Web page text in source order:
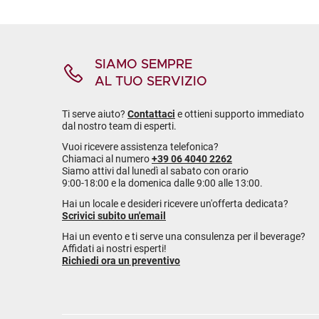
SIAMO SEMPRE
AL TUO SERVIZIO
Ti serve aiuto? Contattaci e ottieni supporto immediato
dal nostro team di esperti.
Vuoi ricevere assistenza telefonica?
Chiamaci al numero+39 06 4040 2262
Siamo attivi dal lunedì al sabato con orario
9:00-18:00 e la domenica dalle 9:00 alle 13:00.
Hai un locale e desideri ricevere un'offerta dedicata?
Scrivici subito un'email
Hai un evento e ti serve una consulenza per il beverage?
Affidati ai nostri esperti!
Richiedi ora un preventivo